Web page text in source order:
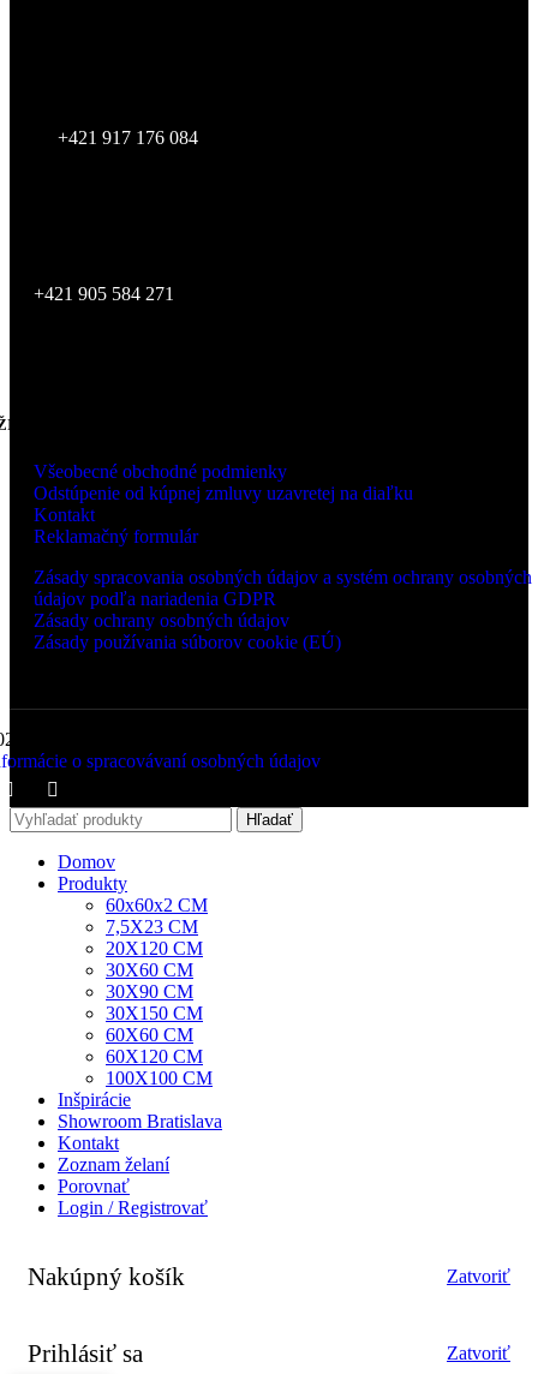
+421 917 176 084
+421 905 584 271
INFORMÁCIE
Všeobecné obchodné podmienky
Odstúpenie od kúpnej zmluvy uzavretej na diaľku
Kontakt
Reklamačný formulár
Zásady spracovania osobných údajov a systém ochrany osobných
údajov podľa nariadenia GDPR
Zásady ochrany osobných údajov
Zásady používania súborov cookie (EÚ)
LUCCA s.r.o., Zvolenská cesta 14, 974 05 Banská Bystrica |
o spracovávaní osobných údajov
Hľadať
Domov
Produkty
60x60x2 CM
7,5X23 CM
20X120 CM
30X60 CM
30X90 CM
30X150 CM
60X60 CM
60X120 CM
100X100 CM
Inšpirácie
Showroom Bratislava
Kontakt
Zoznam želaní
Porovnať
Login / Registrovať
Nakúpný košík Zatvoriť
Prihlásiť sa Zatvoriť